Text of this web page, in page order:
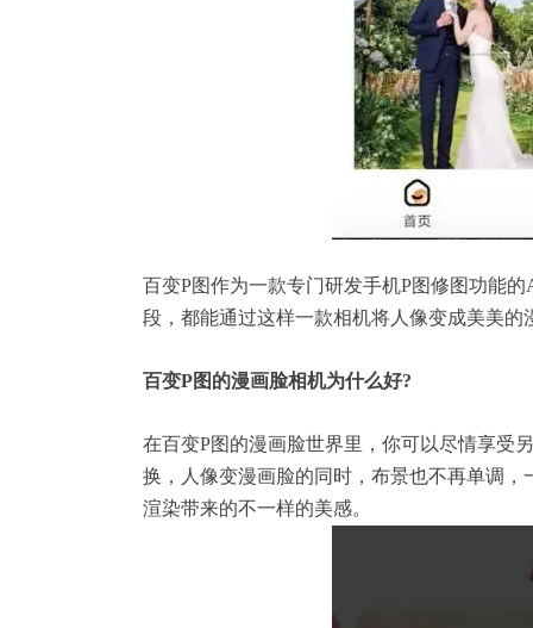
百变P图作为一款专门研发手机P图修图功能的
段，都能通过这样一款相机将人像变成美美的
百变P图的漫画脸相机为什么好?
在百变P图的漫画脸世界里，你可以尽情享受
换，人像变漫画脸的同时，布景也不再单调
渲染带来的不一样的美感。